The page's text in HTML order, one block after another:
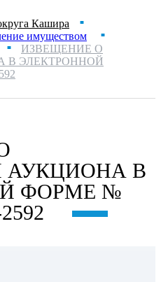
Кашира ■
имуществом ■
■
ИЗВЕЩЕНИЕ О
В ЭЛЕКТРОННОЙ
АУКЦИОНА В
ФОРМЕ №